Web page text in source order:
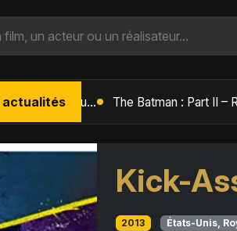
actualités L'Âge de Glace : Le Réveil du Volcan – Manny, Sid et Diego de retour pour une aventure explosive
Kick-
2013 États-Unis,